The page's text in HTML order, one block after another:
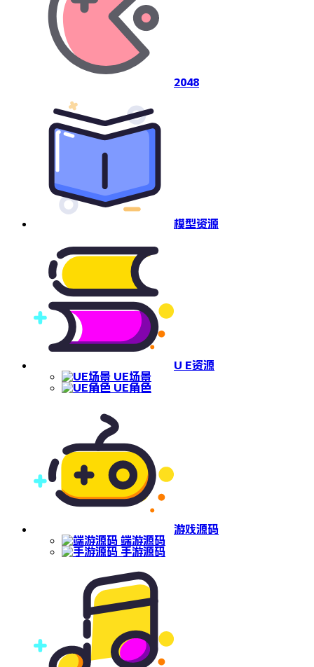
2048
模型资源
U E资源
UE场景
UE角色
游戏源码
端游源码
手游源码